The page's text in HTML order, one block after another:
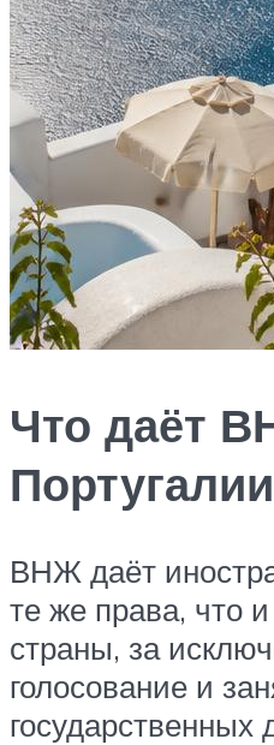
Что даёт
ВНЖ даёт
те же права, что
страны, за
голосование и
государственных